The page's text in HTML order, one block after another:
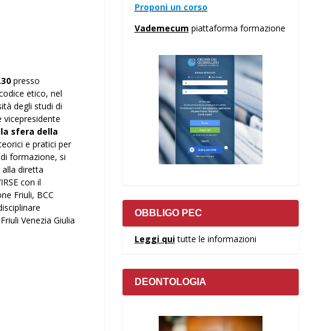
presso
etico, nel
degli studi di
vicepresidente
sfera della
e pratici per
formazione, si
diretta
con il
Friuli, BCC
Venezia Giulia
Proponi un corso
Vademecum piattaforma formazione
OBBLIGO PEC
Leggi quitutte le informazioni
DEONTOLOGIA